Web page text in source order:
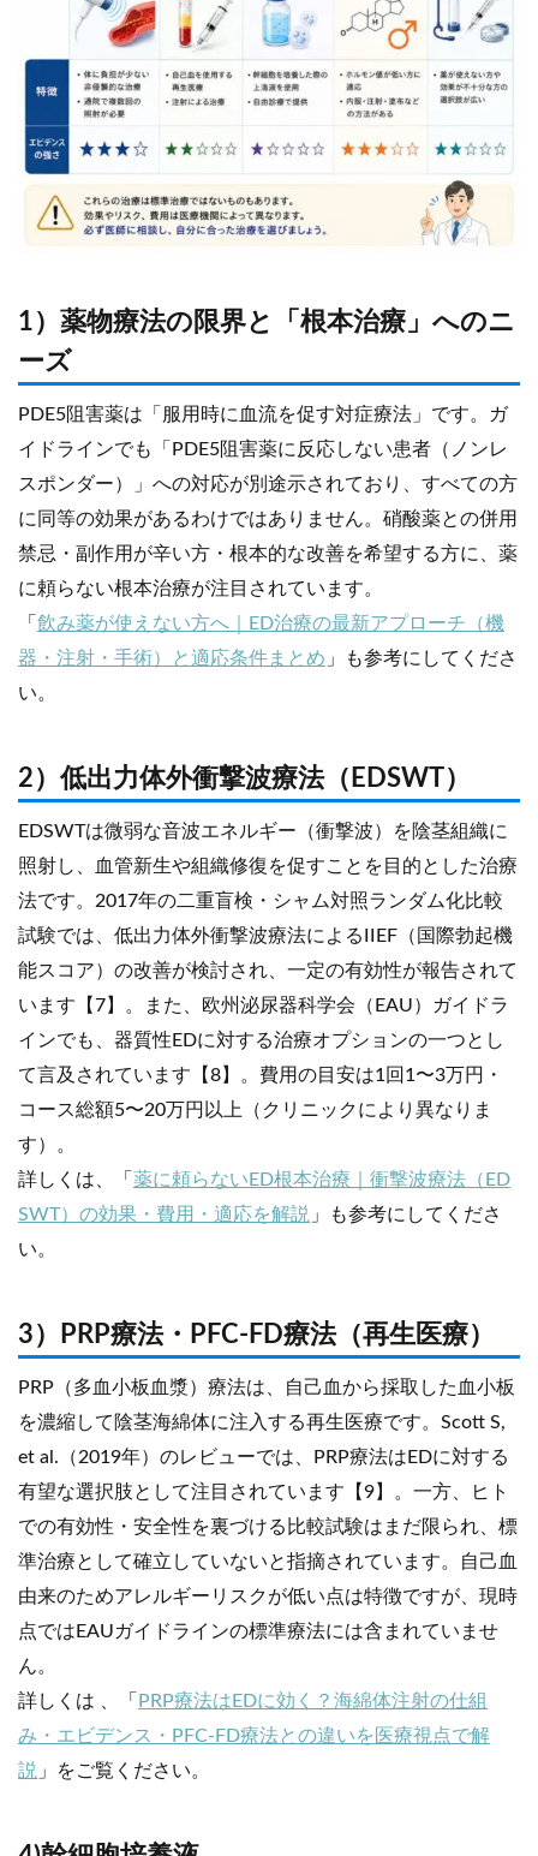
1）薬物療法の限界と「根本治療」へのニ
ーズ
PDE5阻害薬は「服用時に血流を促す対症療法」です。ガ
イドラインでも「PDE5阻害薬に反応しない患者（ノンレ
スポンダー）」への対応が別途示されており、すべての方
に同等の効果があるわけではありません。硝酸薬との併用
禁忌・副作用が辛い方・根本的な改善を希望する方に、薬
に頼らない根本治療が注目されています。
「 飲み薬が使えない方へ｜ED治療の最新アプローチ（機
器・注射・手術）と適応条件まとめ 」も参考にしてくださ
い。
2）低出力体外衝撃波療法（EDSWT）
EDSWTは微弱な音波エネルギー（衝撃波）を陰茎組織に
照射し、血管新生や組織修復を促すことを目的とした治療
法です。2017年の二重盲検・シャム対照ランダム化比較
試験では、低出力体外衝撃波療法によるIIEF（国際勃起機
能スコア）の改善が検討され、一定の有効性が報告されて
います【7】。また、欧州泌尿器科学会（EAU）ガイドラ
インでも、器質性EDに対する治療オプションの一つとし
て言及されています【8】。費用の目安は1回1〜3万円・
コース総額5〜20万円以上（クリニックにより異なりま
す）。
詳しくは、「 薬に頼らないED根本治療｜衝撃波療法（ED
SWT）の効果・費用・適応を解説 」も参考にしてくださ
い。
3）PRP療法・PFC-FD療法（再生医療）
PRP（多血小板血漿）療法は、自己血から採取した血小板
を濃縮して陰茎海綿体に注入する再生医療です。Scott S,
et al.（2019年）のレビューでは、PRP療法はEDに対する
有望な選択肢として注目されています【9】。一方、ヒト
での有効性・安全性を裏づける比較試験はまだ限られ、標
準治療として確立していないと指摘されています。自己血
由来のためアレルギーリスクが低い点は特徴ですが、現時
点ではEAUガイドラインの標準療法には含まれていませ
ん。
詳しくは 、「 PRP療法はEDに効く？海綿体注射の仕組
み・エビデンス・PFC-FD療法との違いを医療視点で解
説 」をご覧ください。